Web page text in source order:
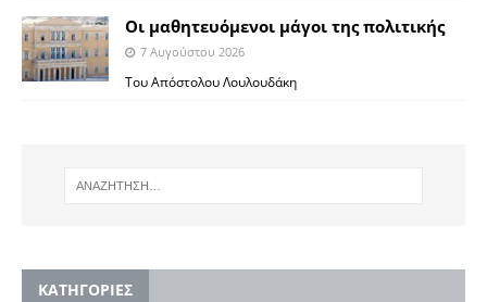
Οι μαθητευόμενοι μάγοι της πολιτικής
7 Αυγούστου 2026
Του Απόστολου Λουλουδάκη
KΑΤΗΓΟΡΙΕΣ